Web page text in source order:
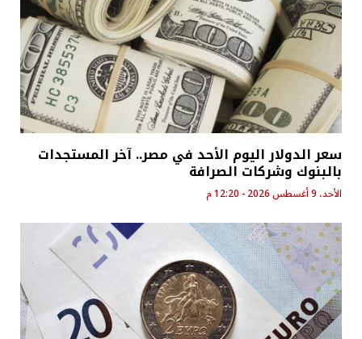
سعر الدولار اليوم الأحد في مصر.. آخر المستجدات
بالبنوك وشركات الصرافة
الأحد، 9 أغسطس 2026 - 12:20 م